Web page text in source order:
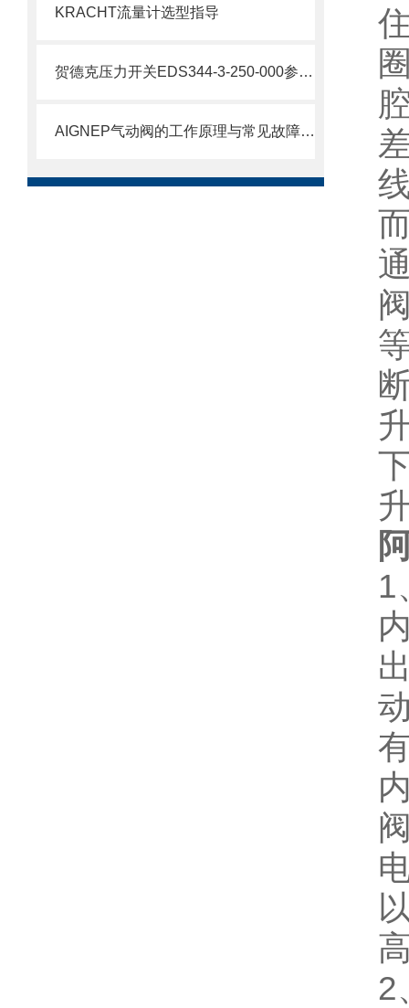
KRACHT流量计选型指导
贺德克压力开关EDS344-3-250-000参数介绍
AIGNEP气动阀的工作原理与常见故障排除方法
1
2